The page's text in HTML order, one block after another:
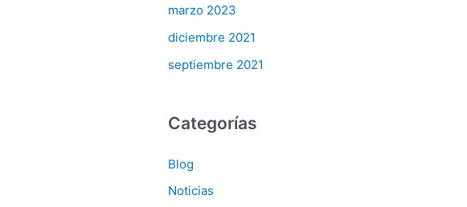
marzo 2023
diciembre 2021
septiembre 2021
Categorías
Blog
Noticias